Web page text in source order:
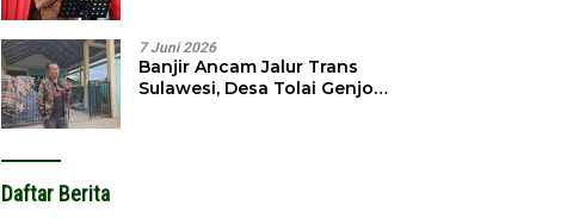
7 Juni 2026
Banjir Ancam Jalur Trans
Sulawesi, Desa Tolai Genjot
Daftar Berita